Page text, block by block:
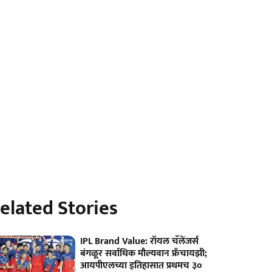
Stories
IPL Brand Value: रॉयल चॅलेंजर्स
बंगळूर सर्वाधिक मौल्यवान फ्रँचायझी;
आयपीएलच्या इतिहासात प्रथमच ३०